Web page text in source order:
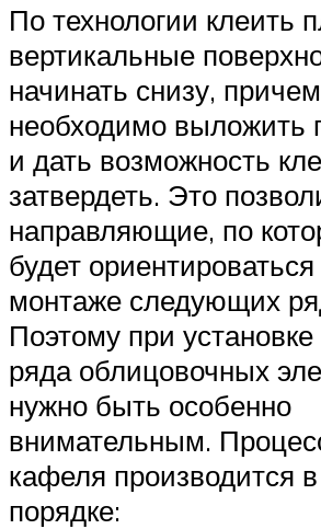
По технологии клеить
вертикальные
начинать снизу, причем
необходимо выложить
и дать возможность
затвердеть. Это
направляющие, по
будет
монтаже следующих
Поэтому при установке
ряда облицовочных
нужно быть особенно
внимательным.
кафеля производится
порядке: